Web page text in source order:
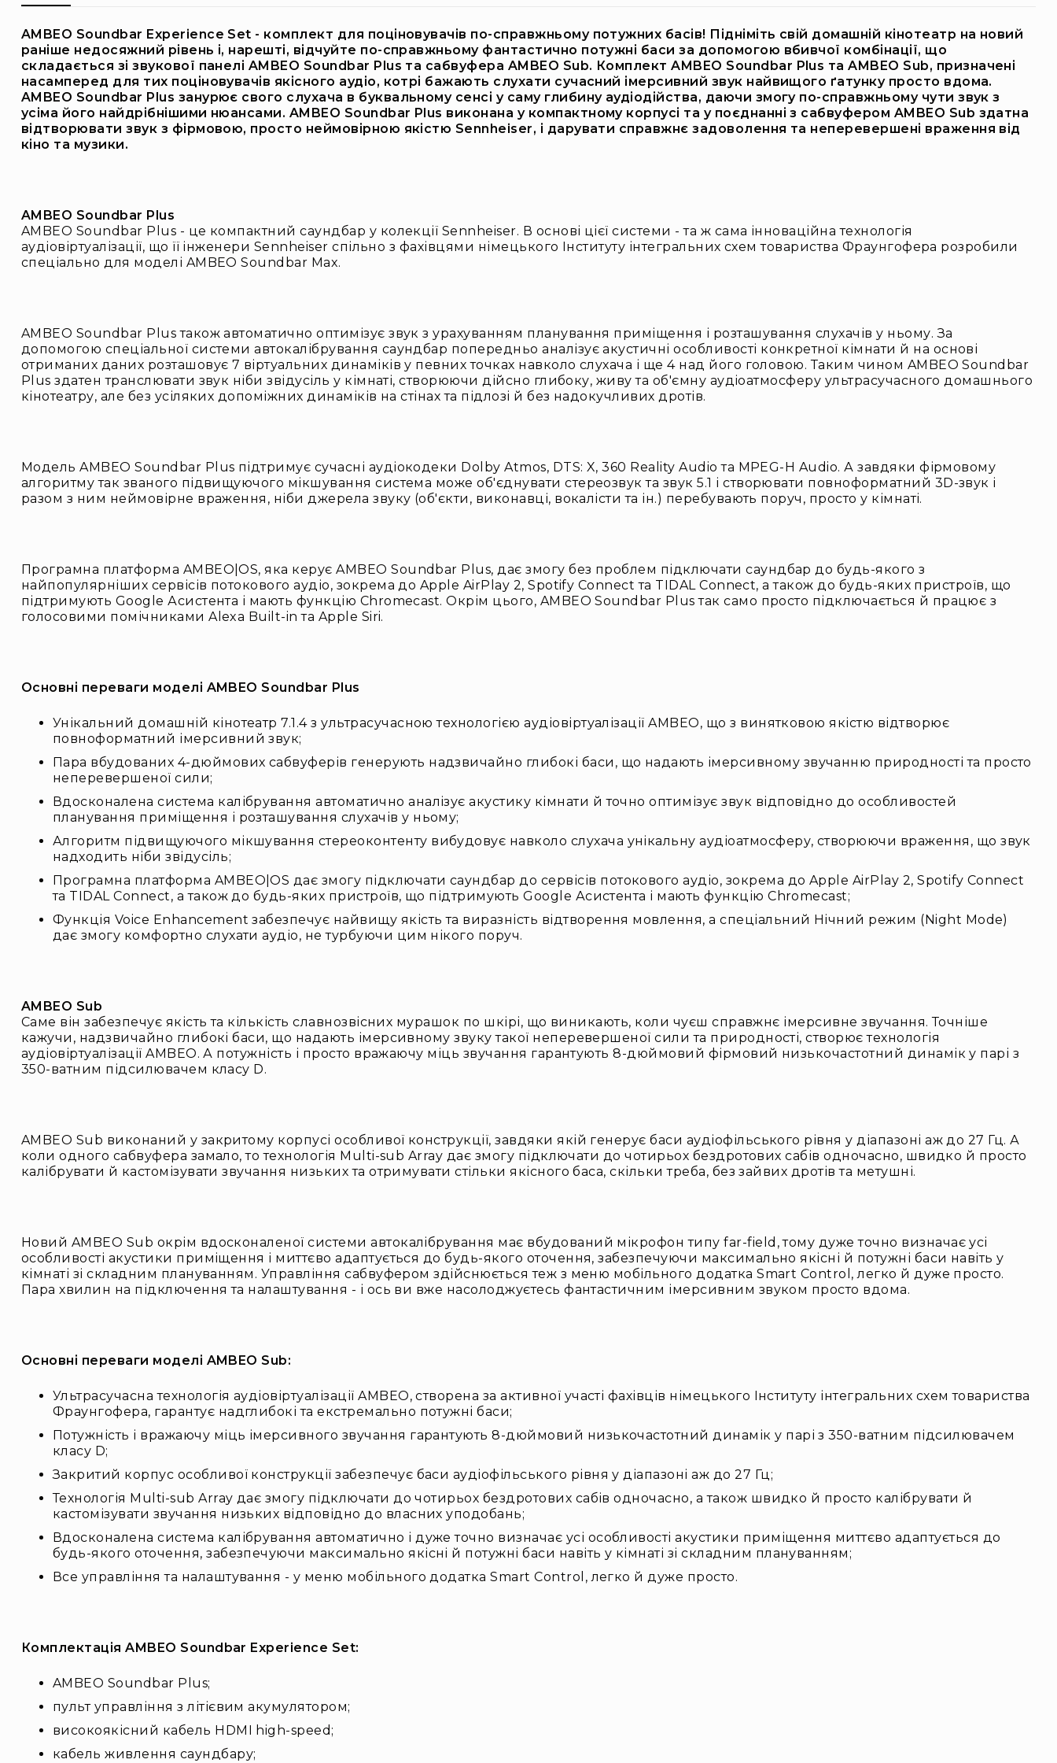
AMBEO Soundbar Experience Set - комплект для поціновувачів по-справжньому потужних басів! Підніміть свій домашній кінотеатр на новий
раніше недосяжний рівень і, нарешті, відчуйте по-справжньому фантастично потужні баси за допомогою вбивчої комбінації, що
складається зі звукової панелі AMBEO Soundbar Plus та сабвуфера AMBEO Sub. Комплект AMBEO Soundbar Plus та AMBEO Sub, призначені
насамперед для тих поціновувачів якісного аудіо, котрі бажають слухати сучасний імерсивний звук найвищого ґатунку просто вдома.
AMBEO Soundbar Plus занурює свого слухача в буквальному сенсі у саму глибину аудіодійства, даючи змогу по-справжньому чути звук з
усіма його найдрібнішими нюансами. AMBEO Soundbar Plus виконана у компактному корпусі та у поєднанні з сабвуфером AMBEO Sub здатна
відтворювати звук з фірмовою, просто неймовірною якістю Sennheiser, і дарувати справжнє задоволення та неперевершені враження від
кіно та музики.
AMBEO Soundbar Plus
AMBEO Soundbar Plus - це компактний саундбар у колекції Sennheiser. В основі цієї системи - та ж сама інноваційна технологія
аудіовіртуалізації, що її інженери Sennheiser спільно з фахівцями німецького Інституту інтегральних схем товариства Фраунгофера розробили
спеціально для моделі AMBEO Soundbar Max.
AMBEO Soundbar Plus також автоматично оптимізує звук з урахуванням планування приміщення і розташування слухачів у ньому. За
допомогою спеціальної системи автокалібрування саундбар попередньо аналізує акустичні особливості конкретної кімнати й на основі
отриманих даних розташовує 7 віртуальних динаміків у певних точках навколо слухача і ще 4 над його головою. Таким чином AMBEO Soundbar
Plus здатен транслювати звук ніби звідусіль у кімнаті, створюючи дійсно глибоку, живу та об'ємну аудіоатмосферу ультрасучасного домашнього
кінотеатру, але без усіляких допоміжних динаміків на стінах та підлозі й без надокучливих дротів.
Модель AMBEO Soundbar Plus підтримує сучасні аудіокодеки Dolby Atmos, DTS: X, 360 Reality Audio та MPEG-H Audio. А завдяки фірмовому
алгоритму так званого підвищуючого мікшування система може об'єднувати стереозвук та звук 5.1 і створювати повноформатний 3D-звук і
разом з ним неймовірне враження, ніби джерела звуку (об'єкти, виконавці, вокалісти та ін.) перебувають поруч, просто у кімнаті.
Програмна платформа AMBEO|OS, яка керує AMBEO Soundbar Plus, дає змогу без проблем підключати саундбар до будь-якого з
найпопулярніших сервісів потокового аудіо, зокрема до Apple AirPlay 2, Spotify Connect та TIDAL Connect, а також до будь-яких пристроїв, що
підтримують Google Асистента і мають функцію Chromecast. Окрім цього, AMBEO Soundbar Plus так само просто підключається й працює з
голосовими помічниками Alexa Built-in та Apple Siri.
Основні переваги моделі AMBEO Soundbar Plus
Унікальний домашній кінотеатр 7.1.4 з ультрасучасною технологією аудіовіртуалізації AMBEO, що з винятковою якістю відтворює
повноформатний імерсивний звук;
Пара вбудованих 4-дюймових сабвуферів генерують надзвичайно глибокі баси, що надають імерсивному звучанню природності та просто
неперевершеної сили;
Вдосконалена система калібрування автоматично аналізує акустику кімнати й точно оптимізує звук відповідно до особливостей
планування приміщення і розташування слухачів у ньому;
Алгоритм підвищуючого мікшування стереоконтенту вибудовує навколо слухача унікальну аудіоатмосферу, створюючи враження, що звук
надходить ніби звідусіль;
Програмна платформа AMBEO|OS дає змогу підключати саундбар до сервісів потокового аудіо, зокрема до Apple AirPlay 2, Spotify Connect
та TIDAL Connect, а також до будь-яких пристроїв, що підтримують Google Асистента і мають функцію Chromecast;
Функція Voice Enhancement забезпечує найвищу якість та виразність відтворення мовлення, а спеціальний Нічний режим (Night Mode)
дає змогу комфортно слухати аудіо, не турбуючи цим нікого поруч.
AMBEO Sub
Саме він забезпечує якість та кількість славнозвісних мурашок по шкірі, що виникають, коли чуєш справжнє імерсивне звучання. Точніше
кажучи, надзвичайно глибокі баси, що надають імерсивному звуку такої неперевершеної сили та природності, створює технологія
аудіовіртуалізації AMBEO. А потужність і просто вражаючу міць звучання гарантують 8-дюймовий фірмовий низькочастотний динамік у парі з
350-ватним підсилювачем класу D.
AMBEO Sub виконаний у закритому корпусі особливої конструкції, завдяки якій генерує баси аудіофільського рівня у діапазоні аж до 27 Гц. А
коли одного сабвуфера замало, то технологія Multi-sub Array дає змогу підключати до чотирьох бездротових сабів одночасно, швидко й просто
калібрувати й кастомізувати звучання низьких та отримувати стільки якісного баса, скільки треба, без зайвих дротів та метушні.
Новий AMBEO Sub окрім вдосконаленої системи автокалібрування має вбудований мікрофон типу far-field, тому дуже точно визначає усі
особливості акустики приміщення і миттєво адаптується до будь-якого оточення, забезпечуючи максимально якісні й потужні баси навіть у
кімнаті зі складним плануванням. Управління сабвуфером здійснюється теж з меню мобільного додатка Smart Control, легко й дуже просто.
Пара хвилин на підключення та налаштування - і ось ви вже насолоджуєтесь фантастичним імерсивним звуком просто вдома.
Основні переваги моделі AMBEO Sub:
Ультрасучасна технологія аудіовіртуалізації AMBEO, створена за активної участі фахівців німецького Інституту інтегральних схем товариства
Фраунгофера, гарантує надглибокі та екстремально потужні баси;
Потужність і вражаючу міць імерсивного звучання гарантують 8-дюймовий низькочастотний динамік у парі з 350-ватним підсилювачем
класу D;
Закритий корпус особливої конструкції забезпечує баси аудіофільського рівня у діапазоні аж до 27 Гц;
Технологія Multi-sub Array дає змогу підключати до чотирьох бездротових сабів одночасно, а також швидко й просто калібрувати й
кастомізувати звучання низьких відповідно до власних уподобань;
Вдосконалена система калібрування автоматично і дуже точно визначає усі особливості акустики приміщення миттєво адаптується до
будь-якого оточення, забезпечуючи максимально якісні й потужні баси навіть у кімнаті зі складним плануванням;
Все управління та налаштування - у меню мобільного додатка Smart Control, легко й дуже просто.
Комплектація AMBEO Soundbar Experience Set:
AMBEO Soundbar Plus;
пульт управління з літієвим акумулятором;
високоякісний кабель HDMI high-speed;
кабель живлення саундбару;